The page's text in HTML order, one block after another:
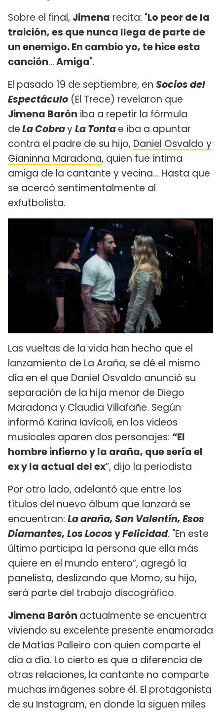
Sobre el final, Jimena recita: "Lo peor de la
traición, es que nunca llega de parte de
un enemigo. En cambio yo, te hice esta
canción...Amiga".
El pasado 19 de septiembre, en Socios del
Espectáculo (El Trece) revelaron que
Jimena Barón iba a repetir la fórmula
deLa CobrayLa Tontae iba a apuntar
contra el padre de su hijo, Daniel Osvaldo y
Gianinna Maradona, quien fue íntima
amiga de la cantante y vecina... Hasta que
se acercó sentimentalmente al
exfutbolista.
Las vueltas de la vida han hecho que el
lanzamiento de La Araña, se dé el mismo
día en el que Daniel Osvaldo anunció su
separación de la hija menor de Diego
Maradona y Claudia Villafañe. Según
informó Karina Iavícoli, en los videos
musicales aparen dos personajes: “El
hombre infierno y la araña, que sería el
ex y la actual del ex”, dijo la periodista
Por otro lado, adelantó que entre los
títulos del nuevo álbum que lanzará se
encuentran: La araña, San Valentín, Esos
Diamantes, Los LocosyFelicidad. "En este
último participa la persona que ella más
quiere en el mundo entero”, agregó la
panelista, deslizando que Momo, su hijo,
será parte del trabajo discográfico.
Jimena Barón actualmente se encuentra
viviendo su excelente presente enamorada
de Matías Palleiro con quien comparte el
día a día. Lo cierto es que a diferencia de
otras relaciones, la cantante no comparte
muchas imágenes sobre él. El protagonista
de su Instagram, en donde la siguen miles